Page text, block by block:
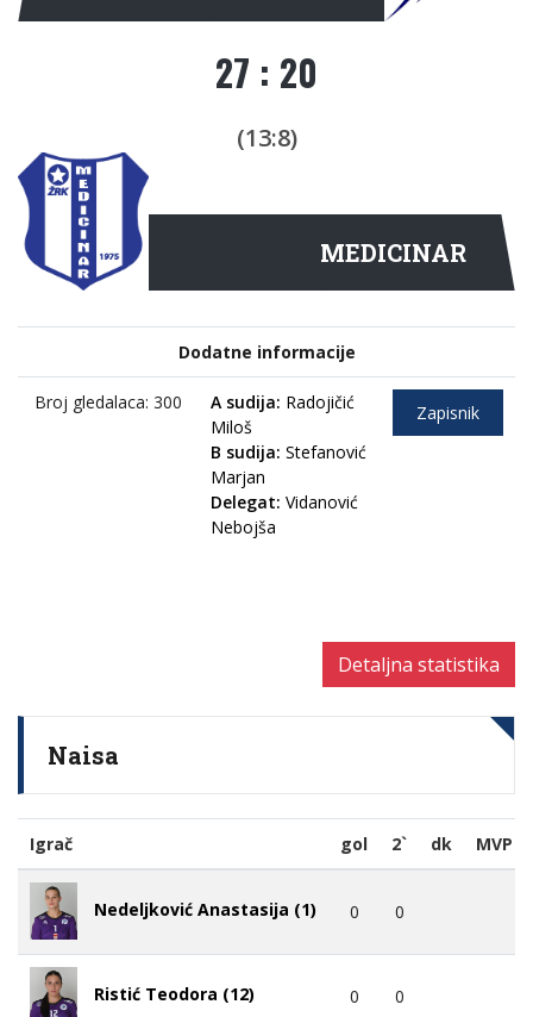
27 : 20
(13:8)
MEDICINAR
Dodatne informacije
Broj gledalaca: 300 A sudija: Radojičić
Miloš
B sudija: Stefanović
Marjan
Delegat: Vidanović
Nebojša
Zapisnik
Detaljna statistika
Naisa
Igrač gol 2` dk MVP
Nedeljković Anastasija (1) 0 0
Ristić Teodora (12) 0 0